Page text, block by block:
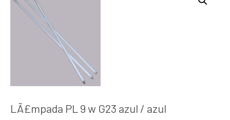
LÃ£mpada PL 9 w G23 azul / azul